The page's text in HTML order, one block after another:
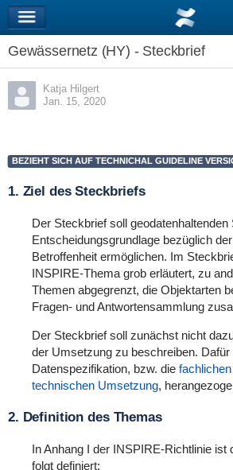
Gewässernetz (HY) - Steckbrief
Katja Hilgert
Jan. 15, 2020
BEZIEHT SICH AUF TECHNICHAL GUIDELINE
1. Ziel des Steckbriefs
Der Steckbrief soll geodatenhaltenden
Entscheidungsgrundlage bezüglich
Betroffenheit ermöglichen. Im
INSPIRE-Thema grob erläutert, zu
Themen abgegrenzt, die Objektarten
Fragen- und Antwortensammlung
Der Steckbrief soll zunächst nicht
der Umsetzung zu beschreiben. Dafür
Datenspezifikation, bzw. die
technischen Umsetzung,
2. Definition des Themas
In Anhang I der INSPIRE-Richtlinie ist
folgt definiert: